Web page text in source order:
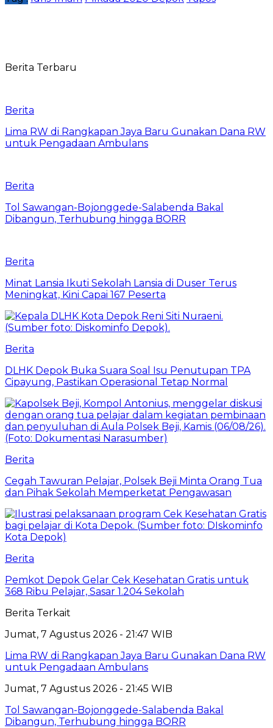
Berita Terbaru
Berita
Lima RW di Rangkapan Jaya Baru Gunakan Dana RW
untuk Pengadaan Ambulans
Berita
Tol Sawangan-Bojonggede-Salabenda Bakal
Dibangun, Terhubung hingga BORR
Berita
Minat Lansia Ikuti Sekolah Lansia di Duser Terus
Meningkat, Kini Capai 167 Peserta
Berita
DLHK Depok Buka Suara Soal Isu Penutupan TPA
Cipayung, Pastikan Operasional Tetap Normal
Berita
Cegah Tawuran Pelajar, Polsek Beji Minta Orang Tua
dan Pihak Sekolah Memperketat Pengawasan
Berita
Pemkot Depok Gelar Cek Kesehatan Gratis untuk
368 Ribu Pelajar, Sasar 1.204 Sekolah
Berita Terkait
Jumat, 7 Agustus 2026 - 21:47 WIB
Lima RW di Rangkapan Jaya Baru Gunakan Dana RW
untuk Pengadaan Ambulans
Jumat, 7 Agustus 2026 - 21:45 WIB
Tol Sawangan-Bojonggede-Salabenda Bakal
Dibangun, Terhubung hingga BORR